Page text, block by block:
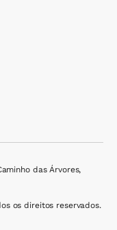
das Árvores,
os direitos reservados.